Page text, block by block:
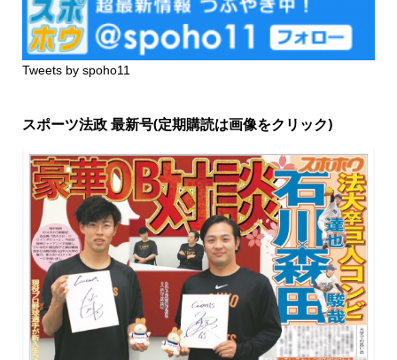
Tweets by spoho11
スポーツ法政 最新号(定期購読は画像をクリック)